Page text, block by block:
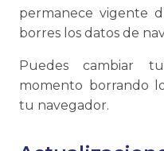
permanece vigente
borres los datos de
Puedes cambiar
momento borrando
tu navegador.